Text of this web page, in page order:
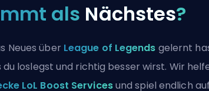
als Nächstes?
Neues über League of Legends gelernt
du loslegst und richtig besser wirst. Wir
LoL Boost Servicesund spiel endlich